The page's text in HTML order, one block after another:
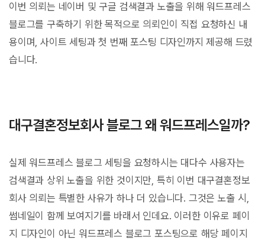
이번 의뢰는 네이버 및 구글 검색결과 노출을 위해 워드프레스
블로그를 구축하기 위한 목적으로 의뢰인이 직접 요청하신 내
용이며, 사이트 세팅과 첫 번째 포스팅 디자인까지 제공해 드렸
습니다.
대구결혼정보회사 블로그 왜 워드프레스일까?
실제 워드프레스 블로그 세팅을 요청하시는 대다수 사용자는
검색결과 상위 노출을 위한 것이지만, 특히 이번 대구결혼정보
회사 의뢰는 특별한 사유가 하나 더 있습니다. 그것은 노출 시,
썸네일이 함께 보여지기를 바래서 인데요. 이러한 이유로 페이
지 디자인이 아닌 워드프레스 블로그 포스팅으로 해당 페이지